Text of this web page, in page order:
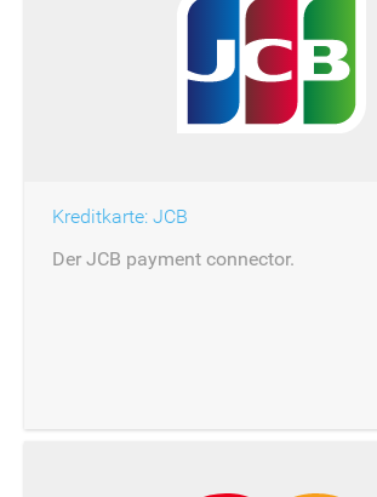
Kreditkarte: JCB
Der JCB payment connector.